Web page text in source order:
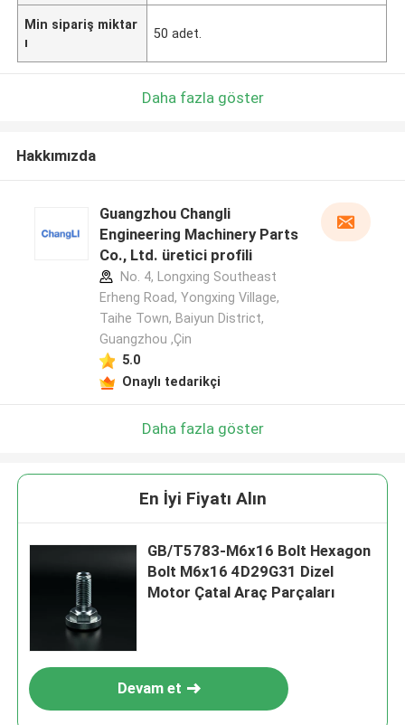
Min sipariş miktar
ı
50 adet.
Daha fazla göster
Hakkımızda
Guangzhou Changli
Engineering Machinery Parts
Co., Ltd. üretici profili
No. 4, Longxing Southeast
Erheng Road, Yongxing Village,
Taihe Town, Baiyun District,
Guangzhou ,Çin
5.0
Onaylı tedarikçi
Daha fazla göster
En İyi Fiyatı Alın
GB/T5783-M6x16 Bolt Hexagon
Bolt M6x16 4D29G31 Dizel
Motor Çatal Araç Parçaları
Devam et